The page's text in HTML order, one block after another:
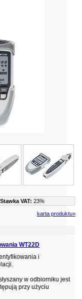
WT22D
i
w odbiorniku jest
przy użyciu
Stawka VAT: 23%
karta produktu»